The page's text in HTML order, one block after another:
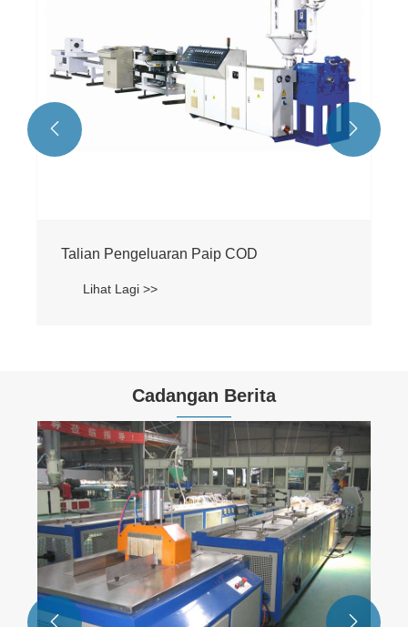
Talian Pengeluaran Paip COD
Lihat Lagi >>
 
Cadangan Berita
 